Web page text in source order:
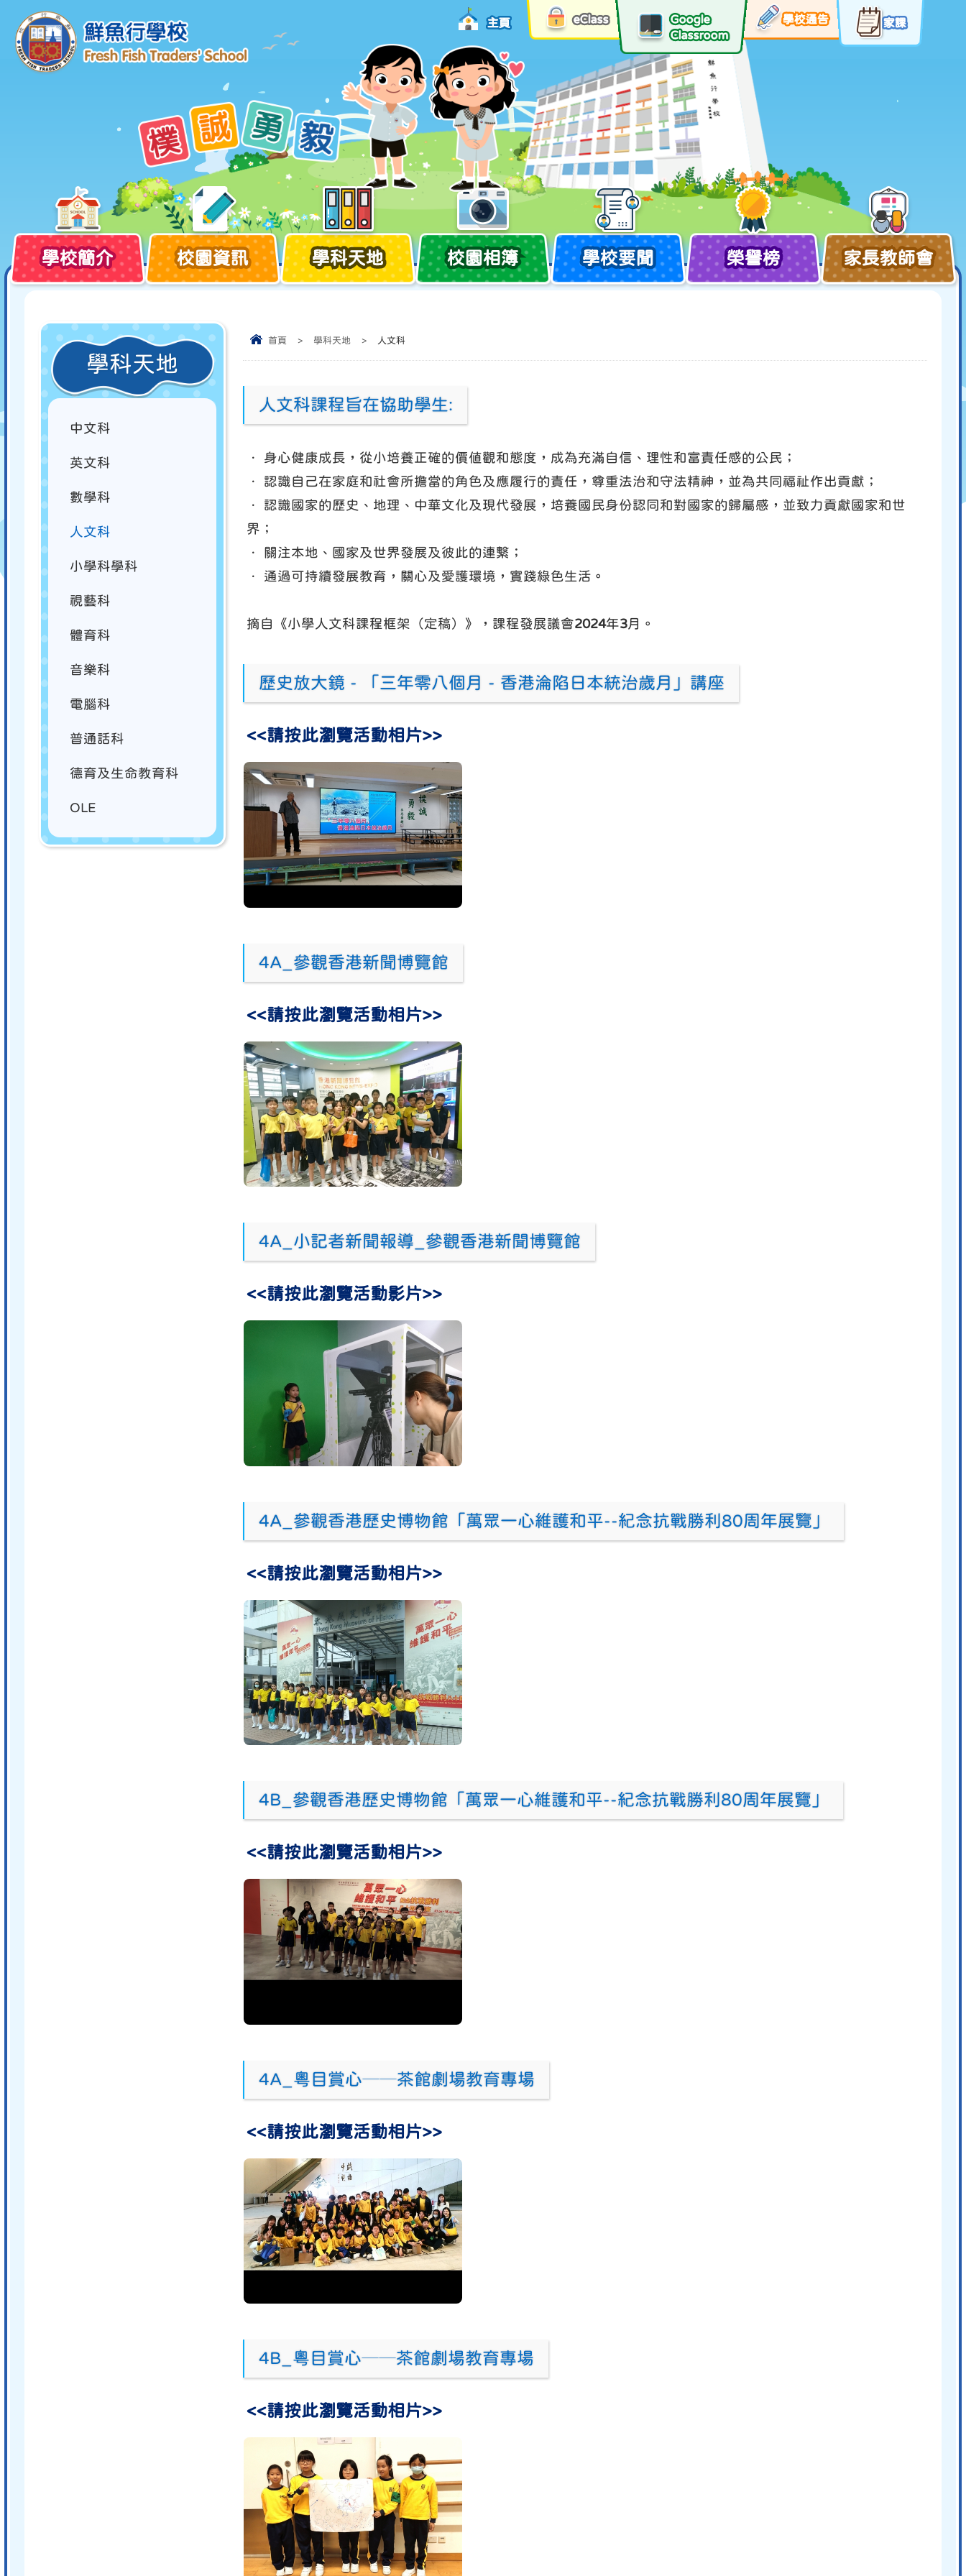
主頁 eClass Google
Classroom
學校通告 家課
學校簡介 校園資訊 學科天地 校園相簿 學校要聞 榮譽榜 家長教師會
首頁 > 學科天地 > 人文科
人文科課程旨在協助學生:
． 身心健康成長，從小培養正確的價值觀和態度，成為充滿自信、理性和富責任感的公民；
． 認識自己在家庭和社會所擔當的角色及應履行的責任，尊重法治和守法精神，並為共同福祉作出貢獻；
． 認識國家的歷史、地理、中華文化及現代發展，培養國民身份認同和對國家的歸屬感，並致力貢獻國家和世
界；
． 關注本地、國家及世界發展及彼此的連繫；
． 通過可持續發展教育，關心及愛護環境，實踐綠色生活。
摘自《小學人文科課程框架（定稿）》，課程發展議會2024年3月。
歷史放大鏡 - 「三年零八個月 - 香港淪陷日本統治歲月」講座
<<請按此瀏覽活動相片>>
4A_參觀香港新聞博覽館
<<請按此瀏覽活動相片>>
4A_小記者新聞報導_參觀香港新聞博覽館
<<請按此瀏覽活動影片>>
4A_參觀香港歷史博物館「萬眾一心維護和平--紀念抗戰勝利80周年展覽」
<<請按此瀏覽活動相片>>
4B_參觀香港歷史博物館「萬眾一心維護和平--紀念抗戰勝利80周年展覽」
<<請按此瀏覽活動相片>>
4A_粵目賞心──茶館劇場教育專場
<<請按此瀏覽活動相片>>
4B_粵目賞心──茶館劇場教育專場
<<請按此瀏覽活動相片>>
學科天地
中文科
英文科
數學科
人文科
小學科學科
視藝科
體育科
音樂科
電腦科
普通話科
德育及生命教育科
OLE